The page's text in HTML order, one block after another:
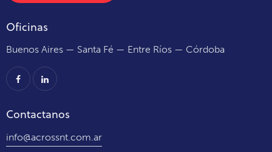
Oficinas
Buenos Aires — Santa Fé — Entre Ríos — Córdoba
Contactanos
info@acrossnt.com.ar